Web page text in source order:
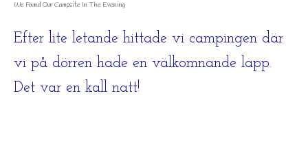
We Found Our Campsite In The Evening
Efter lite letande hittade vi campingen där
vi på dörren hade en välkomnande lapp.
Det var en kall natt!